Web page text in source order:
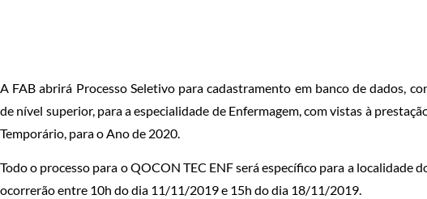
A FAB abrirá Processo Seletivo para cadastramento em banco de dados,
de nível superior, para a especialidade de Enfermagem, com vistas à
Temporário, para o Ano de 2020.
Todo o processo para o QOCON TEC ENF será específico para a localidade
ocorrerão entre 10h do dia 11/11/2019 e 15h do dia 18/11/2019.